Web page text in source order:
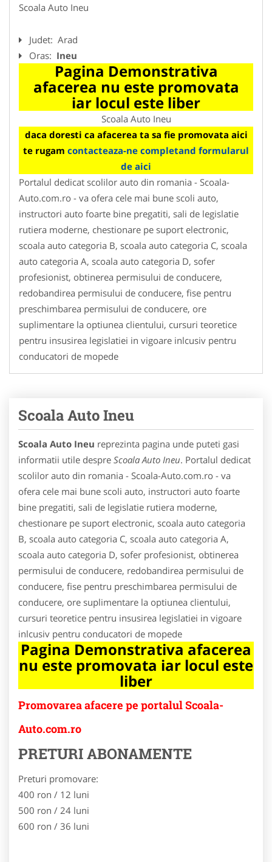
Scoala Auto Ineu
Judet: Arad
Oras: Ineu
Pagina Demonstrativa
afacerea nu este promovata
iar locul este liber
Scoala Auto Ineu
daca doresti ca afacerea ta sa fie promovata aici
te rugam contacteaza-ne completand formularul
de aici
Portalul dedicat scolilor auto din romania - Scoala-
Auto.com.ro - va ofera cele mai bune scoli auto,
instructori auto foarte bine pregatiti, sali de legislatie
rutiera moderne, chestionare pe suport electronic,
scoala auto categoria B, scoala auto categoria C, scoala
auto categoria A, scoala auto categoria D, sofer
profesionist, obtinerea permisului de conducere,
redobandirea permisului de conducere, fise pentru
preschimbarea permisului de conducere, ore
suplimentare la optiunea clientului, cursuri teoretice
pentru insusirea legislatiei in vigoare inlcusiv pentru
conducatori de mopede
Scoala Auto Ineu
Scoala Auto Ineu reprezinta pagina unde puteti gasi
informatii utile despre Scoala Auto Ineu. Portalul dedicat
scolilor auto din romania - Scoala-Auto.com.ro - va
ofera cele mai bune scoli auto, instructori auto foarte
bine pregatiti, sali de legislatie rutiera moderne,
chestionare pe suport electronic, scoala auto categoria
B, scoala auto categoria C, scoala auto categoria A,
scoala auto categoria D, sofer profesionist, obtinerea
permisului de conducere, redobandirea permisului de
conducere, fise pentru preschimbarea permisului de
conducere, ore suplimentare la optiunea clientului,
cursuri teoretice pentru insusirea legislatiei in vigoare
inlcusiv pentru conducatori de mopede
Pagina Demonstrativa afacerea
nu este promovata iar locul este
liber
Promovarea afacere pe portalul Scoala-
Auto.com.ro
PRETURI ABONAMENTE
Preturi promovare:
400 ron / 12 luni
500 ron / 24 luni
600 ron / 36 luni